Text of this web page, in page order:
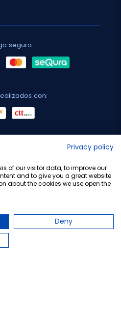
seguro:
con:
Privacy policy
of our visitor data, to improve our
and to give you a great website
about the cookies we use open the
Deny